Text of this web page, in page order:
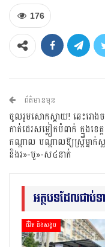
176
ព័ត៌មានមុន
ចូលរួមសោកស្តាយ! ឆេះរោង
កាត់ដេរសម្លៀកបំពាក់ ក្នុងខេត្ត
កណ្ដាល បណ្ដាលឱ្យស្ត្រីម្នាក់ស្
និងរ»-បួ»-ស៤នាក់
អត្ថបទដែលជាប់
ជីវិត និងសង្គម